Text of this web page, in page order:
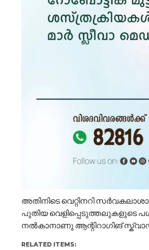
അതിനിടെ വെറ്റിനറി
പുതിയ വെളിപ്പെടുത്തലുകളുടെ
നൽകാനാണു ആന്റിറാഗിങ്
RELATED ITEMS: